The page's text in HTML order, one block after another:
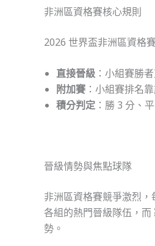
非洲區資格賽核心規則
2026 世界盃非洲區資格
直接晉級 ：小組賽勝
附加賽 ：小組賽排名
積分判定 ：勝 3 分、
晉級情勢與焦點球隊
非洲區資格賽競爭激烈
各組的熱門晉級隊伍，而
勢。